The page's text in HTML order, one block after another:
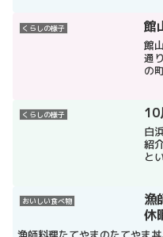
くらしの様子 館
館
通
の
っ
田
くらしの様子 10
白
紹
と
が
か
おいしい食べ物
漁
休